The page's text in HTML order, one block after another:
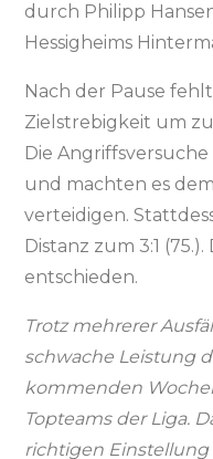
durch Philipp
Hessigheims
Nach der Pause
Zielstrebigkeit um
Die
und machten es
verteidigen.
Distanz zum 3:1
entschieden.
Trotz mehrerer
schwache Leistung
kommenden
Topteams der Liga.
richtigen